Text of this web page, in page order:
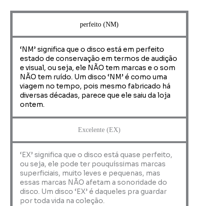
perfeito (NM)
‘NM’ significa que o disco está em perfeito
estado de conservação em termos de audição
e visual, ou seja, ele NÃO tem marcas e o som
NÃO tem ruído. Um disco ‘NM’ é como uma
viagem no tempo, pois mesmo fabricado há
diversas décadas, parece que ele saiu da loja
ontem.
Excelente (EX)
‘EX’ significa que o disco está quase perfeito,
ou seja, ele pode ter pouquíssimas marcas
superficiais, muito leves e pequenas, mas
essas marcas NÃO afetam a sonoridade do
disco. Um disco ‘EX’ é daqueles pra guardar
por toda vida na coleção.